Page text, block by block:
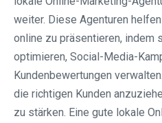
weiter. Diese Agenturen
online zu präsentieren, indem
optimieren, Social-Media-
Kundenbewertungen
die richtigen Kunden
zu stärken. Eine gute lokale